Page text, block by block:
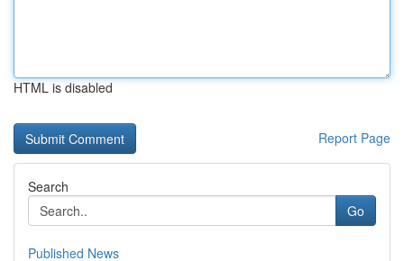
HTML is disabled
Report Page
Search
Go
Published News